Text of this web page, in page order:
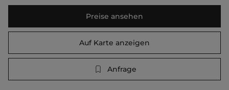
Preise ansehen
Auf Karte anzeigen
Anfrage